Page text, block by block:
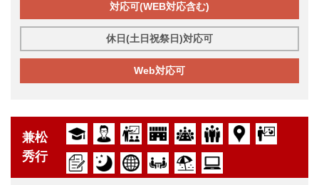
対応可(WEB対応含む)
休日(土日祝祭日)対応可
Web対応可
兼松
秀行